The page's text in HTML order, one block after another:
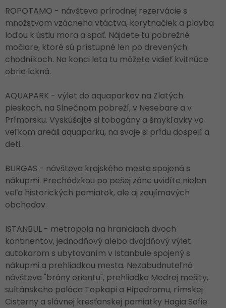
ROPOTAMO - návšteva prírodnej rezervácie s
množstvom vzácneho vtáctva, korytnačiek a plavba
loďou k ústiu mora a späť. Nájdete tu pobrežné
močiare, ktoré sú prístupné len po drevených
chodníkoch. Na konci leta tu môžete vidieť kvitnúce
obrie lekná.
AQUAPARK - výlet do aquaparkov na Zlatých
pieskoch, na Slnečnom pobreží, v Nesebare a v
Prímorsku. Vyskúšajte si tobogány a šmykľavky vo
veľkom areáli aquaparku, na svoje si prídu dospelí a
deti.
BURGAS - návšteva krajského mesta spojená s
nákupmi. Prechádzkou po pešej zóne uvidíte nielen
veľa historických pamiatok, ale aj zaujímavých
obchodov.
ISTANBUL - metropola na hraniciach dvoch
kontinentov, jednodňový alebo dvojdňový výlet
autokarom s ubytovaním v Istanbule spojený s
nákupmi a prehliadkou mesta. Nezabudnuteľná
návšteva "brány orientu", prehliadka Modrej mešity,
sultánskeho paláca Topkapi a Hipodromu, rímskej
Cisterny a slávnej kresťanskej pamiatky Hagia Sofie.